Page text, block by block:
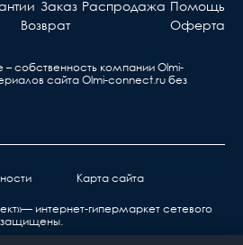
Заказ Распродажа Помощь
Возврат Оферта
собственность компании Olmi-
сайта Olmi-connect.ru без
Карта сайта
интернет-гипермаркет сетевого
защищены.